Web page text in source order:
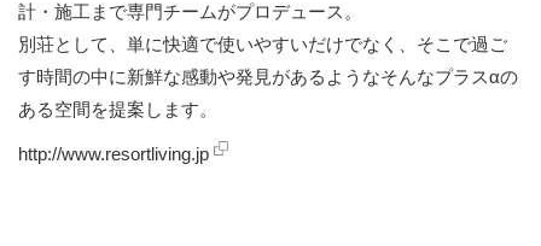
計・施工まで専門チームがプロデュース。
別荘として、単に快適で使いやすいだけでなく、そこで過ご
す時間の中に新鮮な感動や発見があるようなそんなプラスαの
ある空間を提案します。
http://www.resortliving.jp